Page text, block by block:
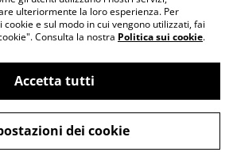
powered by
ulteriormente la loro esperienza. Per
e sul modo in cui vengono utilizzati, fai
Consulta la nostra Politica sui cookie.
Accetta tutti
dei cookie